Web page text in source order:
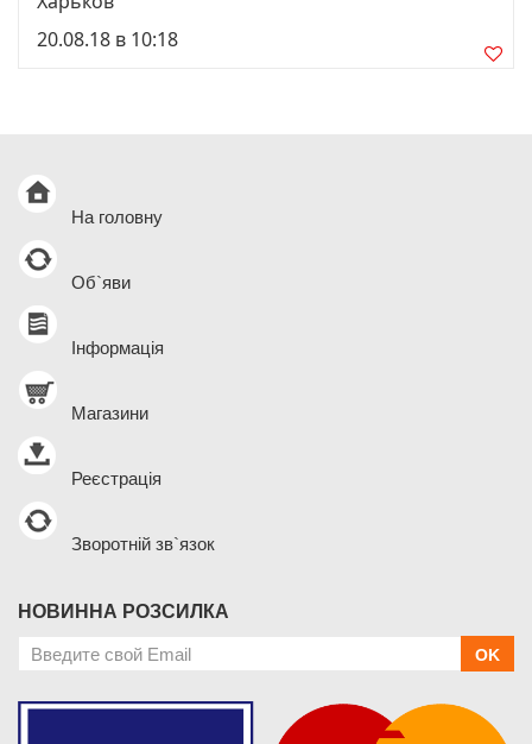
20.08.18 в 10:18
На головну
Об`яви
Інформація
Магазини
Реєстрація
Зворотній зв`язок
НОВИННА РОЗСИЛКА
OK